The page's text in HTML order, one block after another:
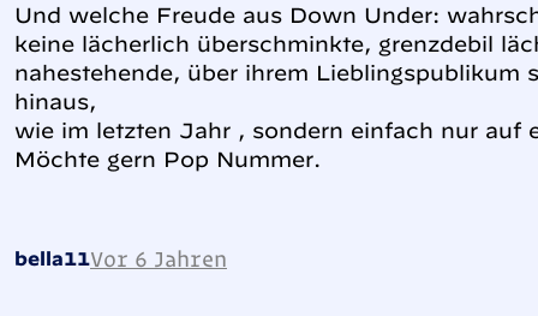
Und welche Freude aus Down Under:
keine lächerlich überschminkte, grenzdebil
nahestehende, über ihrem Lieblingspublikum
hinaus,
wie im letzten Jahr , sondern einfach nur auf
Möchte gern Pop Nummer.
bella11Vor 6 Jahren